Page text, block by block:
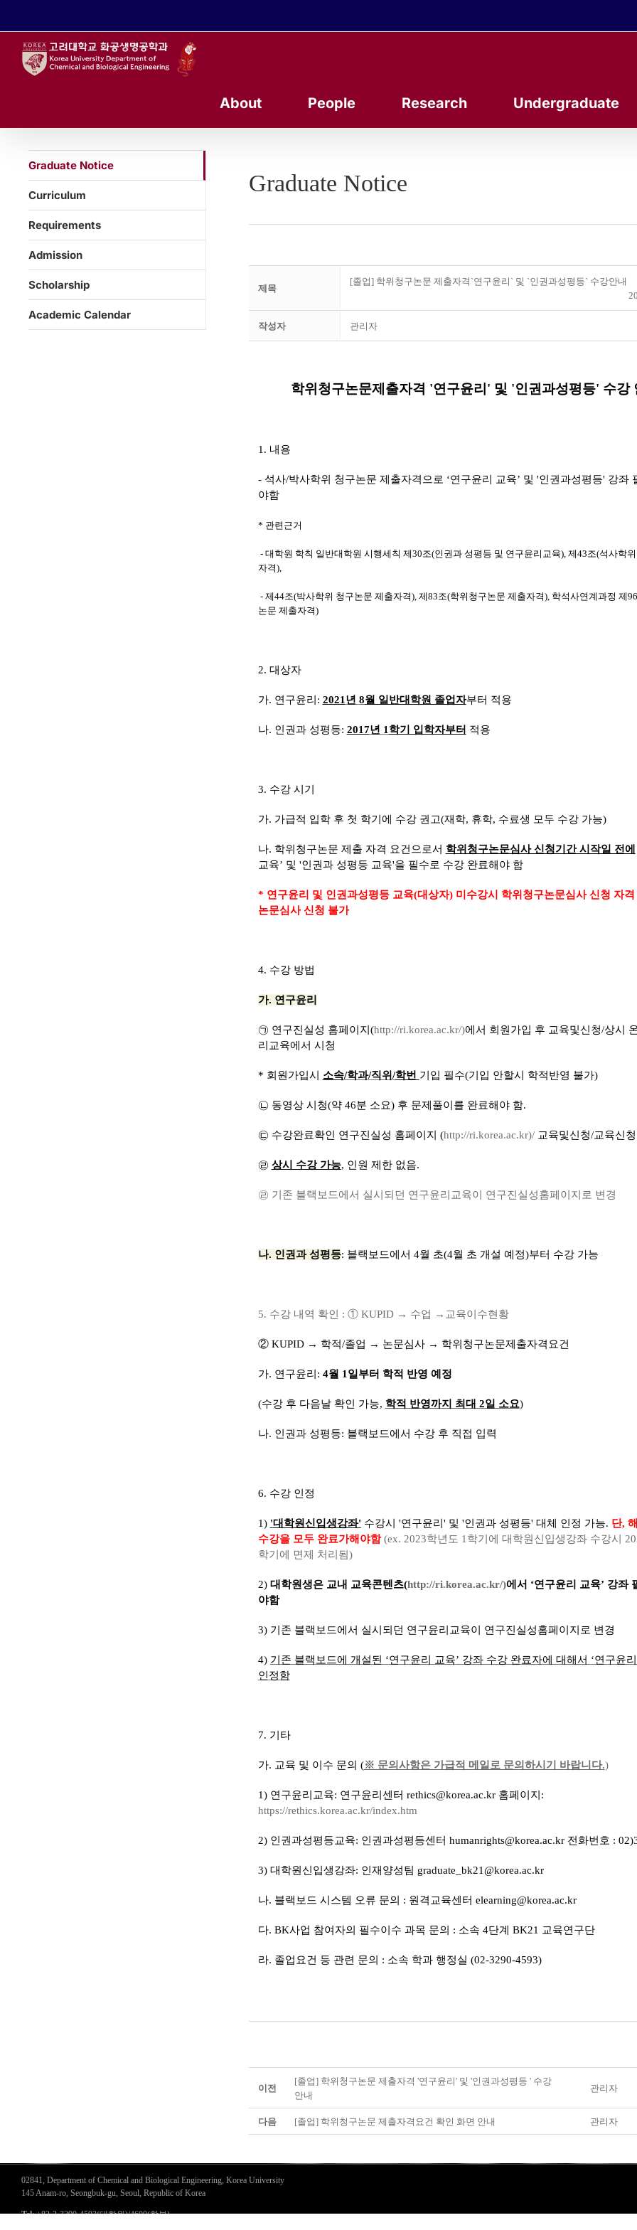
About People Research Undergraduate
Graduate Notice
제목
[졸업] 학위청구논문 제출자격`연구윤리` 및 `인권과성평등` 수강안내
작성자 관리자
학위청구논문제출자격 '연구윤리' 및 '인권과성평등' 수강
1. 내용
- 석사/박사학위 청구논문 제출자격으로 ‘연구윤리 교육’ 및 '인권과성평등' 강좌
야함
* 관련근거
- 대학원 학칙 일반대학원 시행세칙 제30조(인권과 성평등 및 연구윤리교육), 제43조(석사학
자격),
- 제44조(박사학위 청구논문 제출자격), 제83조(학위청구논문 제출자격), 학석사연계과정 제96
논문 제출자격)
2. 대상자
가. 연구윤리 : 2021 년 8월 일반대학원 졸업자부터 적용
나. 인권과 성평등: 2017년 1 학기 입학자부터 적용
3. 수강 시기
가. 가급적 입학 후 첫 학기에 수강 권고(재학, 휴학, 수료생 모두 수강 가능)
나. 학위청구논문 제출 자격 요건으로서 학위청구논문심사 신청기간 시작일 전에
교육’ 및 '인권과 성평등 교육'을 필수로 수강 완료해야 함
* 연구윤리 및 인권과성평등 교육(대상자) 미수강시 학위청구논문심사 신청 자격
논문심사 신청 불가
4. 수강 방법
가. 연구윤리
㉠ 연구진실성 홈페이지 (http://ri.korea.ac.kr/)에서 회원가입 후 교육및신청/상시
리교육에서 시청
* 회원가입시 소속/학과/직위/학번 기입 필수(기입 안할시 학적반영 불가)
㉡ 동영상 시청(약 46분 소요) 후 문제풀이를 완료해야 함.
㉢ 수강완료확인 연구진실성 홈페이지 (http://ri.korea.ac.kr)/ 교육및신청/교육신
㉣ 상시 수강 가능, 인원 제한 없음.
㉣ 기존 블랙보드에서 실시되던 연구윤리교육이 연구진실성홈페이지로 변경
나. 인권과 성평등: 블랙보드에서 4월 초(4월 초 개설 예정)부터 수강 가능
5. 수강 내역 확인 : ① KUPID → 수업 → 교육이수현황
② KUPID → 학적/졸업 → 논문심사 → 학위청구논문제출자격요건
가. 연구윤리 : 4월 1 일부터 학적 반영 예정
(수강 후 다음날 확인 가능, 학적 반영까지 최대 2일 소요)
나. 인권과 성평등: 블랙보드에서 수강 후 직접 입력
6. 수강 인정
1) '대학원신입생강좌' 수강시 '연구윤리' 및 '인권과 성평등' 대체 인정 가능. 단,
수강을 모두 완료가해야함(ex. 2023학년도 1 학기에 대학원신입생강좌 수강시
학기에 면제 처리됨)
2) 대학원생은 교내 교육콘텐츠(http://ri.korea.ac.kr/)에서 ‘연구윤리 교육’ 강좌
야함
3) 기존 블랙보드에서 실시되던 연구윤리교육이 연구진실성홈페이지로 변경
4) 기존 블랙보드에 개설된 ‘연구윤리 교육’ 강좌 수강 완료자에 대해서 ‘연구윤
인정함
7. 기타
가. 교육 및 이수 문의 (※ 문의사항은 가급적 메일로 문의하시기 바랍니다.)
1) 연구윤리교육: 연구윤리센터 rethics@korea.ac.kr 홈페이지 :
https://rethics.korea.ac.kr/index.htm
2) 인권과성평등교육: 인권과성평등센터 humanrights@korea.ac.kr 전화번호 :
3) 대학원신입생강좌: 인재양성팀 graduate_bk21@korea.ac.kr
나. 블랙보드 시스템 오류 문의 : 원격교육센터 elearning@korea.ac.kr
다. BK사업 참여자의 필수이수 과목 문의 : 소속 4단계 BK21 교육연구단
라. 졸업요건 등 관련 문의 : 소속 학과 행정실 (02-3290-4593)
이전
[졸업] 학위청구논문 제출자격 '연구윤리' 및 '인권과성평등 ' 수강
안내
관리자
다음 [졸업] 학위청구논문 제출자격요건 확인 화면 안내 관리자
Graduate Notice
Curriculum
Requirements
Admission
Scholarship
Academic Calendar
02841, Department of Chemical and Biological Engineering, Korea University
145 Anam-ro, Seongbuk-gu, Seoul, Republic of Korea
Tel: +82-2-3290-4593(대학원)/4600(학부)